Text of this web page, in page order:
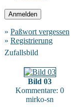
» Paßwort vergessen
» Registrierung
Zufallsbild
Bild 03
Kommentare: 0
mirko-sn